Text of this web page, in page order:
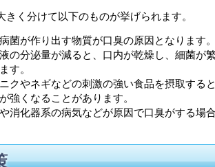
きく分けて以下のものが挙げられます。
菌が作り出す物質が口臭の原因となります
の分泌量が減ると、口内が乾燥し、細菌が
す。
クやネギなどの刺激の強い食品を摂取する
強くなることがあります。
消化器系の病気などが原因で口臭がする場